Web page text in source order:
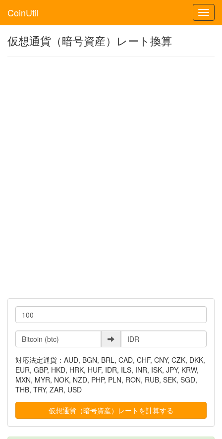
CoinUtil
仮想通貨（暗号資産）レート換算
対応法定通貨：AUD, BGN, BRL, CAD, CHF, CNY, CZK, DKK,
EUR, GBP, HKD, HRK, HUF, IDR, ILS, INR, ISK, JPY, KRW,
MXN, MYR, NOK, NZD, PHP, PLN, RON, RUB, SEK, SGD,
THB, TRY, ZAR, USD